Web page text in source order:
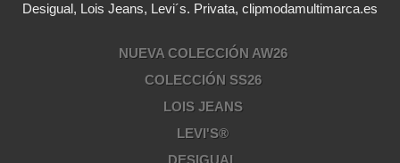
Desigual, Lois Jeans, Levi´s. Privata, clipmodamultimarca.es
NUEVA COLECCIÓN AW26
COLECCIÓN SS26
LOIS JEANS
LEVI'S®